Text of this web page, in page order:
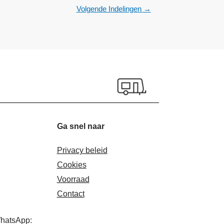
Volgende Indelingen →
Ga snel naar
Privacy beleid
Cookies
Voorraad
Contact